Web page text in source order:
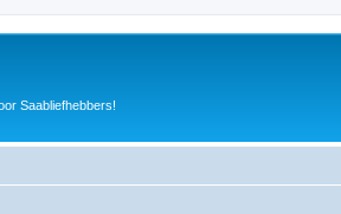
Saabliefhebbers!